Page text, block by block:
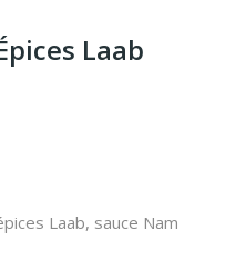
Laab
Laab, sauce Nam